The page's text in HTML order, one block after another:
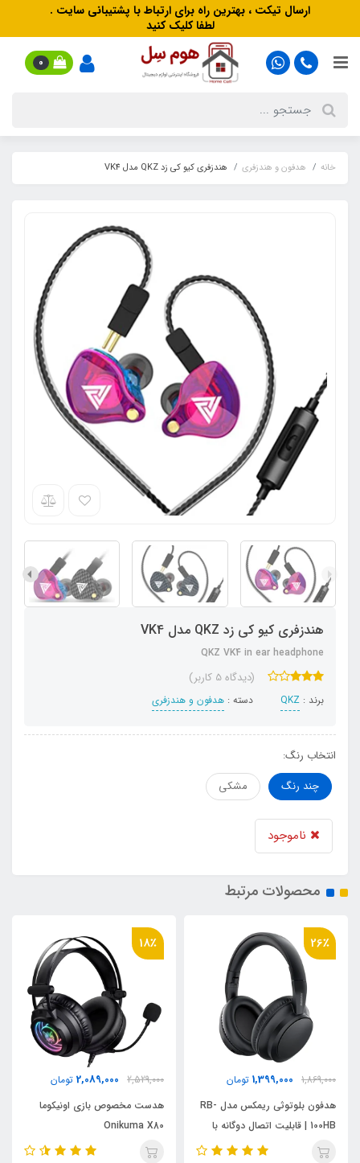
ارسال تیکت ، بهترین راه برای ارتباط با پشتیبانی سایت .
لطفا کلیک کنید
0
خانه هدفون‌ و‌ هندزفری هندزفری کیو کی زد QKZ مدل VK4
هندزفری کیو کی زد QKZ مدل VK4
QKZ VK4 in ear headphone
(دیدگاه 5 کاربر)
برند : QKZ دسته : هدفون‌ و‌ هندزفری
انتخاب رنگ:
چند رنگ
مشکی
ناموجود
محصولات مرتبط
18٪
2,529,000
2,089,000 تومان
هدست مخصوص بازی اونیکوما
Onikuma X80
22٪
2,898,000
2,287,000 تومان
هدست بی سیم گیمینگ اونیکوما
مدل Onikuma B3